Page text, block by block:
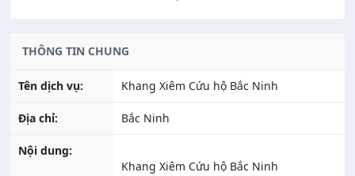
THÔNG TIN CHUNG
Tên dịch vụ: Khang Xiêm Cứu hộ Bắc Ninh
Địa chỉ: Bắc Ninh
Nội dung:
Khang Xiêm Cứu hộ Bắc Ninh